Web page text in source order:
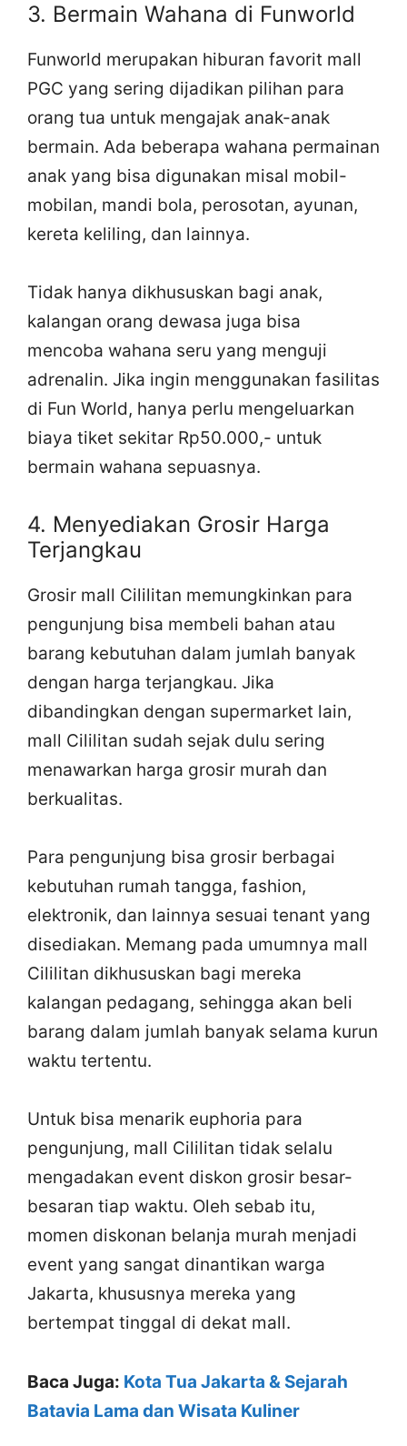
3. Bermain Wahana di Funworld
Funworld merupakan hiburan favorit mall
PGC yang sering dijadikan pilihan para
orang tua untuk mengajak anak-anak
bermain. Ada beberapa wahana permainan
anak yang bisa digunakan misal mobil-
mobilan, mandi bola, perosotan, ayunan,
kereta keliling, dan lainnya.
Tidak hanya dikhususkan bagi anak,
kalangan orang dewasa juga bisa
mencoba wahana seru yang menguji
adrenalin. Jika ingin menggunakan fasilitas
di Fun World, hanya perlu mengeluarkan
biaya tiket sekitar Rp50.000,- untuk
bermain wahana sepuasnya.
4. Menyediakan Grosir Harga
Terjangkau
Grosir mall Cililitan memungkinkan para
pengunjung bisa membeli bahan atau
barang kebutuhan dalam jumlah banyak
dengan harga terjangkau. Jika
dibandingkan dengan supermarket lain,
mall Cililitan sudah sejak dulu sering
menawarkan harga grosir murah dan
berkualitas.
Para pengunjung bisa grosir berbagai
kebutuhan rumah tangga, fashion,
elektronik, dan lainnya sesuai tenant yang
disediakan. Memang pada umumnya mall
Cililitan dikhususkan bagi mereka
kalangan pedagang, sehingga akan beli
barang dalam jumlah banyak selama kurun
waktu tertentu.
Untuk bisa menarik euphoria para
pengunjung, mall Cililitan tidak selalu
mengadakan event diskon grosir besar-
besaran tiap waktu. Oleh sebab itu,
momen diskonan belanja murah menjadi
event yang sangat dinantikan warga
Jakarta, khususnya mereka yang
bertempat tinggal di dekat mall.
Baca Juga: Kota Tua Jakarta & Sejarah
Batavia Lama dan Wisata Kuliner